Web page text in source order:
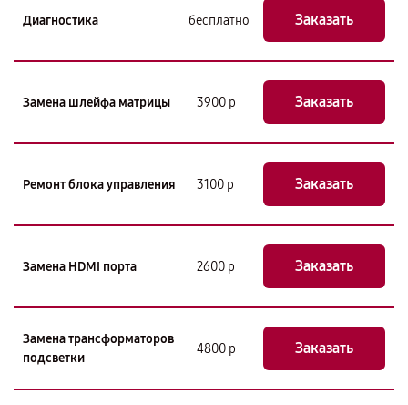
Диагностика бесплатно Заказать
Замена шлейфа матрицы 3900 р Заказать
Ремонт блока управления 3100 р Заказать
Замена HDMI порта 2600 р Заказать
Замена трансформаторов
подсветки
4800 р Заказать